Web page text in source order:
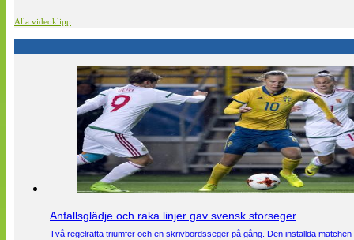
Alla videoklipp
Anfallsglädje och raka linjer gav svensk storseger
Två regelrätta triumfer och en skrivbordsseger på gång. Den inställda